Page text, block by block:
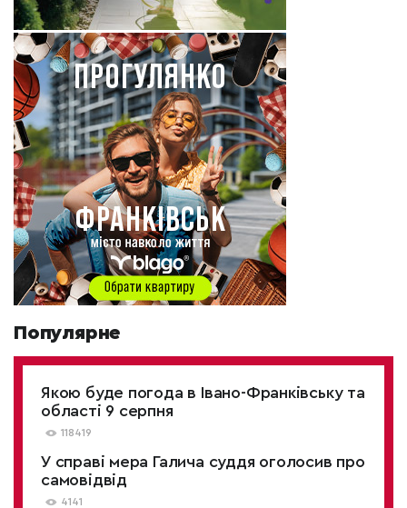
Популярне
Якою буде погода в Івано-Франківську та
області 9 серпня
118419
У справі мера Галича суддя оголосив про
самовідвід
4141